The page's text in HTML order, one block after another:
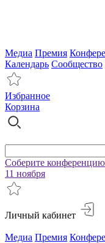
Медиа Премия
Календарь Сообщество
Избранное
Корзина
Соберите
11 ноября
Личный кабинет
Медиа Премия